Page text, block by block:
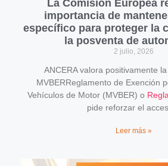
La Comisión Europea
importancia de
específico para proteger la
la posventa de
2 julio, 2026
ANCERA valora positivamente
MVBERReglamento de Exención
Vehículos de Motor (MVBER) o
pide reforzar el
Leer más »